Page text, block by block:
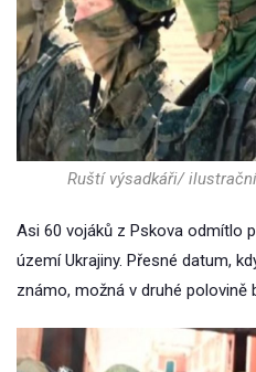
Ruští výsadkáři/
Asi 60 vojáků z Pskova odmítlo
území Ukrajiny. Přesné datum,
známo, možná v druhé polovině